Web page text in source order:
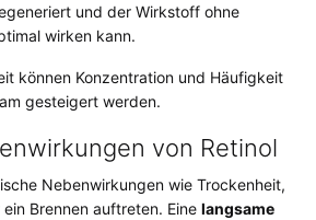
und der Wirkstoff ohne
wirken kann.
können Konzentration und Häufigkeit
gesteigert werden.
von Retinol
Nebenwirkungen wie Trockenheit,
Brennen auftreten. Eine langsame